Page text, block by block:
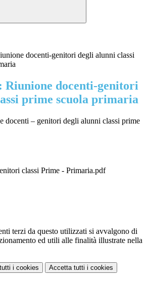
docenti-genitori degli alunni classi
Riunione docenti-genitori
prime scuola primaria
docenti – genitori degli alunni classi prime
classi Prime - Primaria.pdf
terzi da questo utilizzati si avvalgono di
ed utili alle finalità illustrate nella
i cookies Accetta tutti i cookies